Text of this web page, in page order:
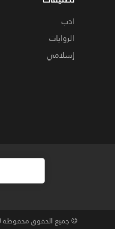
ادب
الروايات
إسلامي
© جميع الحقوق محفوظة 2020